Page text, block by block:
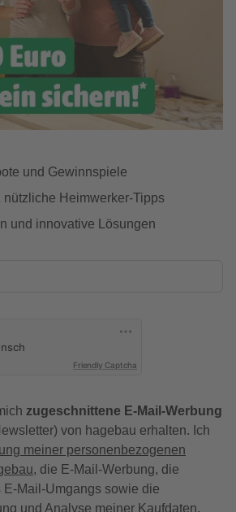
und Gewinnspiele
nützliche Heimwerker-Tipps
und innovative Lösungen
Friendly Captcha
zugeschnittene E-Mail-Werbung
von hagebau erhalten. Ich
meiner personenbezogenen
, die E-Mail-Werbung, die
Mail-Umgangs sowie die
und Analyse meiner Kaufdaten,